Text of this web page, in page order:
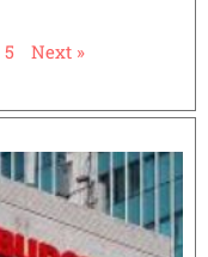
5 Next »